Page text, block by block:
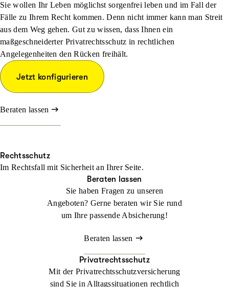
Sie wollen Ihr Leben möglichst sorgenfrei leben und im Fall der
Fälle zu Ihrem Recht kommen. Denn nicht immer kann man Streit
aus dem Weg gehen. Gut zu wissen, dass Ihnen ein
maßgeschneiderter Privatrechtsschutz in rechtlichen
Angelegenheiten den Rücken freihält.
Jetzt konfigurieren
Beraten lassen
Rechtsschutz
Im Rechtsfall mit Sicher­heit an Ihrer Seite.
Beraten lassen
Sie haben Fragen zu unseren
Angeboten? Gerne beraten wir Sie rund
um Ihre passende Absicherung!
Beraten lassen
Privatrechtsschutz
Mit der Privatrechtsschutzversicherung
sind Sie in Alltagssituationen rechtlich